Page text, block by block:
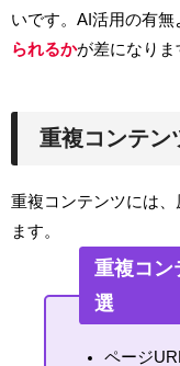
いです。AI活用の有無
られるかが差になりま
重複コンテン
重複コンテンツには
ます。
重複コン
選
ページ